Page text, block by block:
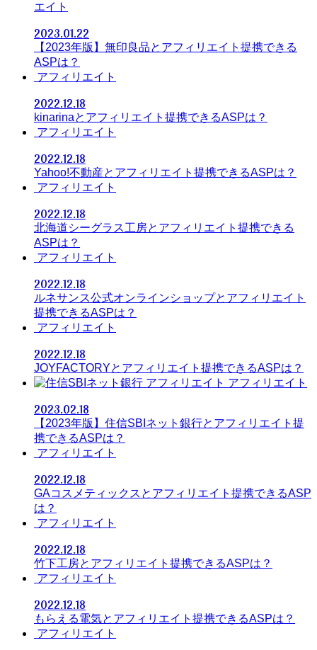
エイト
2023.01.22
【2023年版】無印良品とアフィリエイト提携できる
ASPは？
アフィリエイト
2022.12.18
kinarinaとアフィリエイト提携できるASPは？
アフィリエイト
2022.12.18
Yahoo!不動産とアフィリエイト提携できるASPは？
アフィリエイト
2022.12.18
北海道シーグラス工房とアフィリエイト提携できる
ASPは？
アフィリエイト
2022.12.18
ルネサンス公式オンラインショップとアフィリエイト
提携できるASPは？
アフィリエイト
2022.12.18
JOYFACTORYとアフィリエイト提携できるASPは？
アフィリエイト
2023.02.18
【2023年版】住信SBIネット銀行とアフィリエイト提
携できるASPは？
アフィリエイト
2022.12.18
GAコスメティックスとアフィリエイト提携できるASP
は？
アフィリエイト
2022.12.18
竹下工房とアフィリエイト提携できるASPは？
アフィリエイト
2022.12.18
もらえる電気とアフィリエイト提携できるASPは？
アフィリエイト